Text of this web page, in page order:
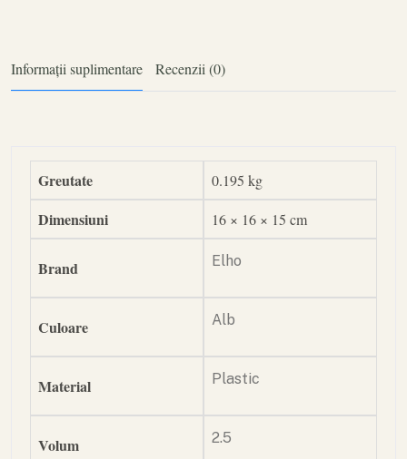
Informații suplimentare Recenzii (0)
Greutate 0.195 kg
Dimensiuni 16 × 16 × 15 cm
Brand Elho
Culoare Alb
Material Plastic
Volum 2.5